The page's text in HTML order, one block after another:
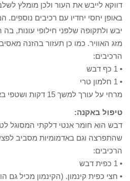
דווקא לייבש את העור ולכן מומלץ
באופן יחסי יחדיו עם רכיבים
יבש ולתקופה שלפני חילופי עונות, בה
מזג האוויר. כמו כן תעזור בהזנה
הרכיבים:
• 1 כף דבש
• 1 חלמון טרי
מרחי על עורך למשך 15 דקות ושטפי באופן יסודי במים פושרים.
טיפול באקנה:
דבש הוא חומר אנטי דלקתי המסוגל
שהתפרצה וגם באדמומיות מסביב
הרכיבים:
• 1 כפית דבש
• חצי כפית קינמון. (הקינמון מכיל גם